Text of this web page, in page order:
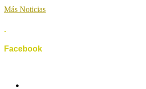
Más Noticias
.
Facebook